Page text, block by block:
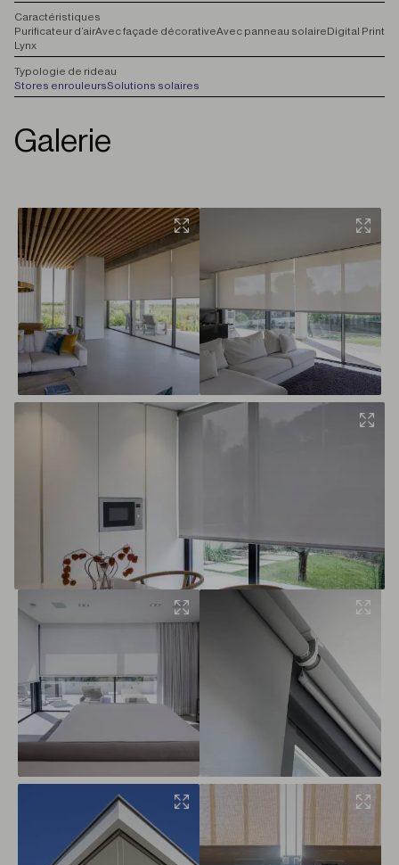
Caractéristiques
Purificateur d’airAvec façade décorativeAvec panneau solaireDigital Print
Lynx
Typologie de rideau
Stores enrouleursSolutions solaires
Galerie